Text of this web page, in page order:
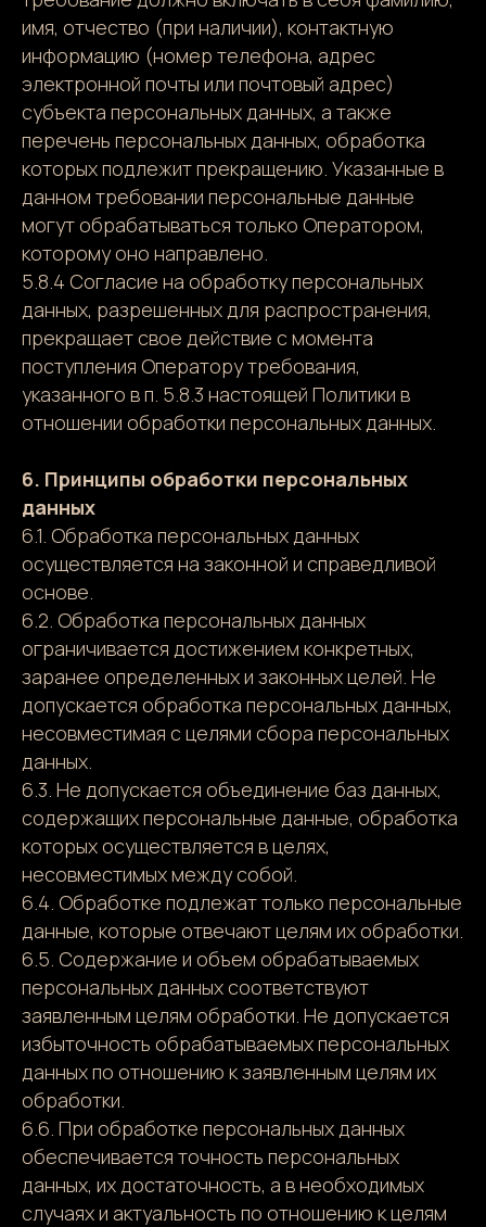
имя, отчество (при наличии), контактную
информацию (номер телефона, адрес
электронной почты или почтовый адрес)
субъекта персональных данных, а также
перечень персональных данных, обработка
которых подлежит прекращению. Указанные в
данном требовании персональные данные
могут обрабатываться только Оператором,
которому оно направлено.
5.8.4 Согласие на обработку персональных
данных, разрешенных для распространения,
прекращает свое действие с момента
поступления Оператору требования,
указанного в п. 5.8.3 настоящей Политики в
отношении обработки персональных данных.
6. Принципы обработки персональных
данных
6.1. Обработка персональных данных
осуществляется на законной и справедливой
основе.
6.2. Обработка персональных данных
ограничивается достижением конкретных,
заранее определенных и законных целей. Не
допускается обработка персональных данных,
несовместимая с целями сбора персональных
данных.
6.3. Не допускается объединение баз данных,
содержащих персональные данные, обработка
которых осуществляется в целях,
несовместимых между собой.
6.4. Обработке подлежат только персональные
данные, которые отвечают целям их обработки.
6.5. Содержание и объем обрабатываемых
персональных данных соответствуют
заявленным целям обработки. Не допускается
избыточность обрабатываемых персональных
данных по отношению к заявленным целям их
обработки.
6.6. При обработке персональных данных
обеспечивается точность персональных
данных, их достаточность, а в необходимых
случаях и актуальность по отношению к целям